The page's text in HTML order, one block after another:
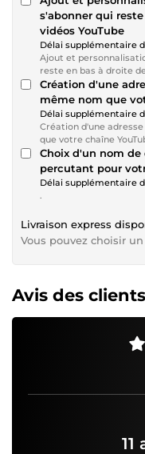
s'abonner qui
vidéos YouTube
Délai supplémentaire
Ajout et
reste en bas à droite
Création d'une
même nom que
Délai supplémentaire
Création d'une
que votre chaîne
Choix d'un nom
percutant pour
Délai supplémentaire
.
Livraison express
Vous pouvez choisir
Avis des clients
11